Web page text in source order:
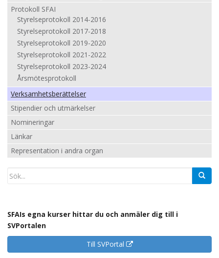
Protokoll SFAI
Styrelseprotokoll 2014-2016
Styrelseprotokoll 2017-2018
Styrelseprotokoll 2019-2020
Styrelseprotokoll 2021-2022
Styrelseprotokoll 2023-2024
Årsmötesprotokoll
Verksamhetsberättelser
Stipendier och utmärkelser
Nomineringar
Länkar
Representation i andra organ
SFAIs egna kurser hittar du och anmäler dig till i
SVPortalen
Till SVPortal